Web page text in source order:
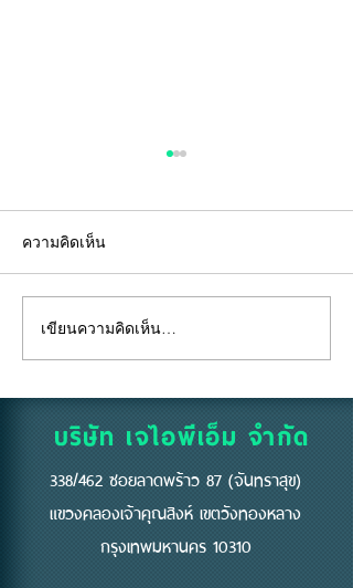
"คีย์การ์ด" ไม่ใช่แค่แผ่น
พลาสติก... แต่คือ "ด่าน
แรก" ของความปลอดภัย
ความคิดเห็น
เขียนความคิดเห็น…
บริษัท เจไอพีเอ็ม จำกัด
338/462 ซอยลาดพร้าว 87 (จันทราสุข)
แขวงคลองเจ้าคุณสิงห์ เขตวังทองหลาง
กรุงเทพมหานคร 10310